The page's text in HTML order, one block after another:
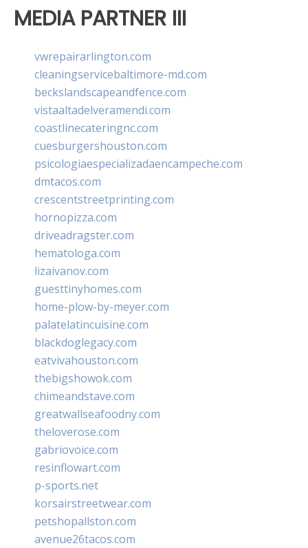
MEDIA PARTNER III
vwrepairarlington.com
cleaningservicebaltimore-md.com
beckslandscapeandfence.com
vistaaltadelveramendi.com
coastlinecateringnc.com
cuesburgershouston.com
psicologiaespecializadaencampeche.com
dmtacos.com
crescentstreetprinting.com
hornopizza.com
driveadragster.com
hematologa.com
lizaivanov.com
guesttinyhomes.com
home-plow-by-meyer.com
palatelatincuisine.com
blackdoglegacy.com
eatvivahouston.com
thebigshowok.com
chimeandstave.com
greatwallseafoodny.com
theloverose.com
gabriovoice.com
resinflowart.com
p-sports.net
korsairstreetwear.com
petshopallston.com
avenue26tacos.com